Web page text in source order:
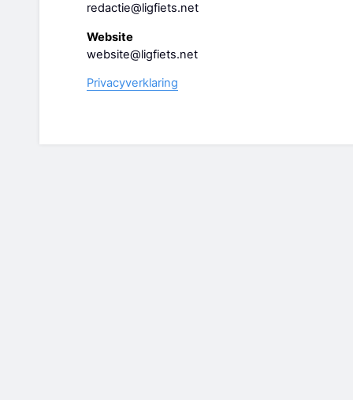
redactie@ligfiets.net
Website
website@ligfiets.net
Privacyverklaring